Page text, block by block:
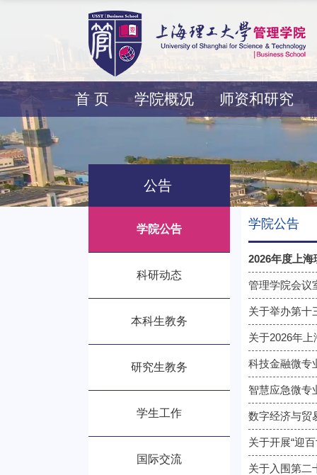
首 页 学院概况 师资和研究
公告
学院公告
科研动态
本科生教务
研究生教务
学生工作
国际交流
学院公告
2026年度上
管理学院会议
关于举办第十
科技金融微专
智慧应急微专
数字经济与贸
关于开展“迎
关于入围第二